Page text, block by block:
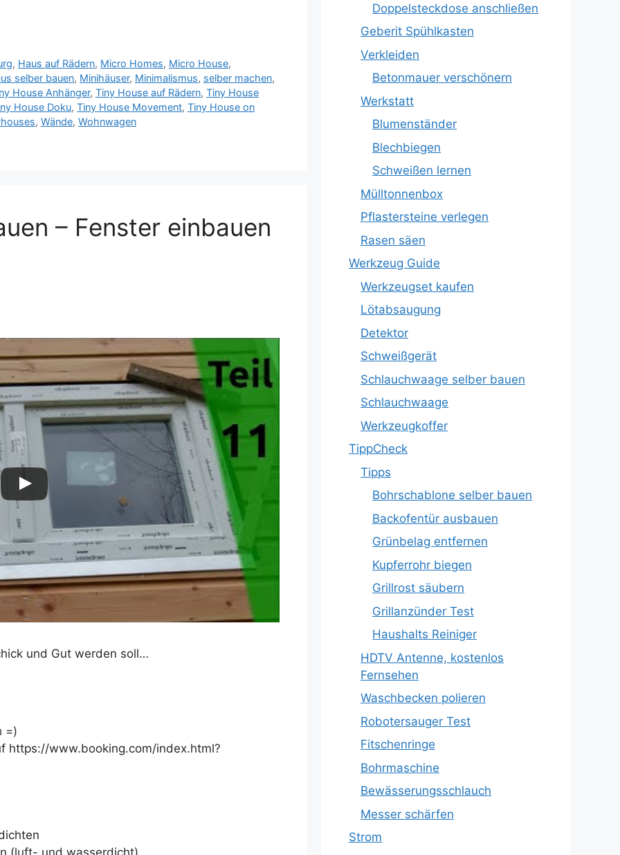
, Haus auf Rädern, Micro Homes, Micro House,
selber bauen, Minihäuser, Minimalismus, selber machen,
House Anhänger, Tiny House auf Rädern, Tiny House
House Doku, Tiny House Movement, Tiny House on
, Wände, Wohnwagen
– Fenster einbauen
und Gut werden soll…
=)
https://www.booking.com/index.html?
Doppelsteckdose anschließen
Geberit Spühlkasten
Verkleiden
Betonmauer verschönern
Werkstatt
Blumenständer
Blechbiegen
Schweißen lernen
Mülltonnenbox
Pflastersteine verlegen
Rasen säen
Werkzeug Guide
Werkzeugset kaufen
Lötabsaugung
Detektor
Schweißgerät
Schlauchwaage selber bauen
Schlauchwaage
Werkzeugkoffer
TippCheck
Tipps
Bohrschablone selber bauen
Backofentür ausbauen
Grünbelag entfernen
Kupferrohr biegen
Grillrost säubern
Grillanzünder Test
Haushalts Reiniger
HDTV Antenne, kostenlos
Fernsehen
Waschbecken polieren
Robotersauger Test
Fitschenringe
Bohrmaschine
Bewässerungsschlauch
Messer schärfen
Strom